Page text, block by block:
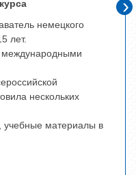
немецкого
лет.
международными
нескольких
учебные материалы в
›